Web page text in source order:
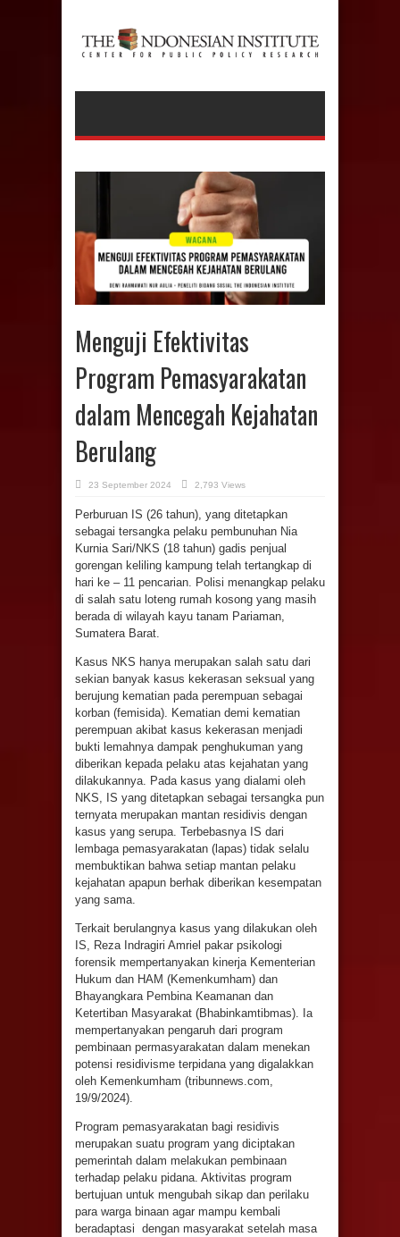
Menguji Efektivitas
Program Pemasyarakatan
dalam Mencegah Kejahatan
Berulang
23 September 2024 2,793 Views
Perburuan IS (26 tahun), yang ditetapkan
sebagai tersangka pelaku pembunuhan Nia
Kurnia Sari/NKS (18 tahun) gadis penjual
gorengan keliling kampung telah tertangkap di
hari ke – 11 pencarian. Polisi menangkap pelaku
di salah satu loteng rumah kosong yang masih
berada di wilayah kayu tanam Pariaman,
Sumatera Barat.
Kasus NKS hanya merupakan salah satu dari
sekian banyak kasus kekerasan seksual yang
berujung kematian pada perempuan sebagai
korban (femisida). Kematian demi kematian
perempuan akibat kasus kekerasan menjadi
bukti lemahnya dampak penghukuman yang
diberikan kepada pelaku atas kejahatan yang
dilakukannya. Pada kasus yang dialami oleh
NKS, IS yang ditetapkan sebagai tersangka pun
ternyata merupakan mantan residivis dengan
kasus yang serupa. Terbebasnya IS dari
lembaga pemasyarakatan (lapas) tidak selalu
membuktikan bahwa setiap mantan pelaku
kejahatan apapun berhak diberikan kesempatan
yang sama.
Terkait berulangnya kasus yang dilakukan oleh
IS, Reza Indragiri Amriel pakar psikologi
forensik mempertanyakan kinerja Kementerian
Hukum dan HAM (Kemenkumham) dan
Bhayangkara Pembina Keamanan dan
Ketertiban Masyarakat (Bhabinkamtibmas). Ia
mempertanyakan pengaruh dari program
pembinaan permasyarakatan dalam menekan
potensi residivisme terpidana yang digalakkan
oleh Kemenkumham (tribunnews.com,
19/9/2024).
Program pemasyarakatan bagi residivis
merupakan suatu program yang diciptakan
pemerintah dalam melakukan pembinaan
terhadap pelaku pidana. Aktivitas program
bertujuan untuk mengubah sikap dan perilaku
para warga binaan agar mampu kembali
beradaptasi dengan masyarakat setelah masa